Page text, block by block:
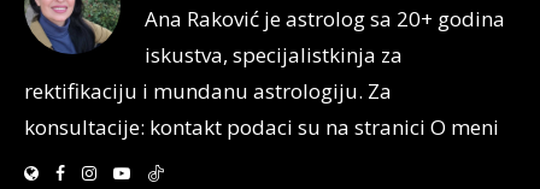
Ana Raković je astrolog sa 20+ godina
iskustva, specijalistkinja za
rektifikaciju i mundanu astrologiju. Za
konsultacije: kontakt podaci su na stranici O meni